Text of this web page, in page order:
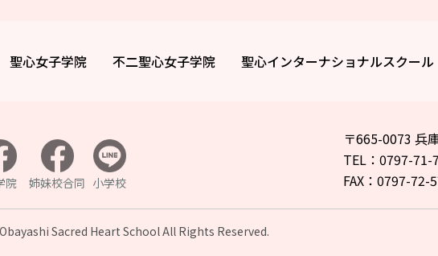
聖心女子学院 不二聖心女子学院 聖心インターナショナルスクール
院 姉妹校合同 小学校
〒665-0073 兵
TEL：0797-71-
FAX：0797-72-
Sacred Heart School All Rights Reserved.